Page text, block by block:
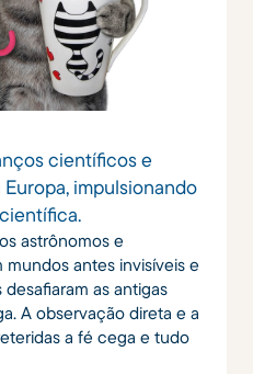
científicos e
impulsionando
astrônomos e
antes invisíveis e
as antigas
A observação direta e a
a fé cega e tudo